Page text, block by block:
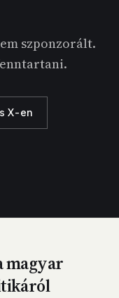
szponzorált.
X-en
magyar